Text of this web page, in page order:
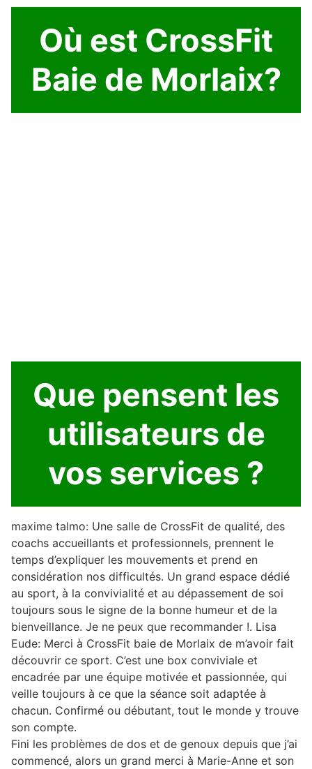
Où est CrossFit
Baie de Morlaix?
Que pensent les
utilisateurs de
vos services ?
maxime talmo: Une salle de CrossFit de qualité, des
coachs accueillants et professionnels, prennent le
temps d’expliquer les mouvements et prend en
considération nos difficultés. Un grand espace dédié
au sport, à la convivialité et au dépassement de soi
toujours sous le signe de la bonne humeur et de la
bienveillance. Je ne peux que recommander !. Lisa
Eude: Merci à CrossFit baie de Morlaix de m’avoir fait
découvrir ce sport. C’est une box conviviale et
encadrée par une équipe motivée et passionnée, qui
veille toujours à ce que la séance soit adaptée à
chacun. Confirmé ou débutant, tout le monde y trouve
son compte.
Fini les problèmes de dos et de genoux depuis que j’ai
commencé, alors un grand merci à Marie-Anne et son